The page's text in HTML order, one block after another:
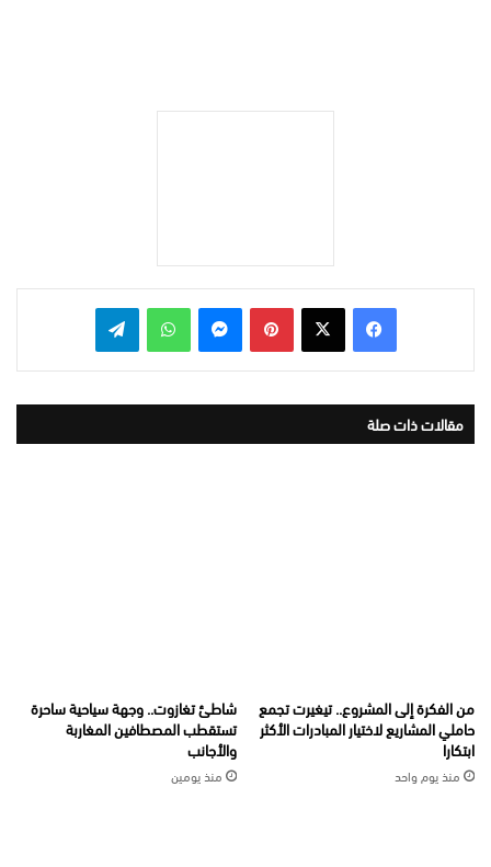
بينتيريست واتساب
مقالات ذات صلة
من الفكرة إلى المشروع.. تيغيرت تجمع
حاملي المشاريع لاختيار المبادرات الأكثر
ابتكارا
منذ يوم واحد
شاطئ تغازوت.. وجهة سياحية ساحرة
تستقطب المصطافين المغاربة
والأجانب
منذ يومين